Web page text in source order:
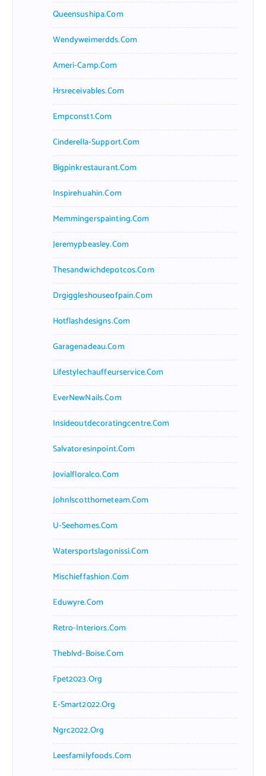
Queensushipa.com
Wendyweimerdds.com
Ameri-Camp.com
Hrsreceivables.com
Empconst1.com
Cinderella-Support.com
Bigpinkrestaurant.com
Inspirehuahin.com
Memmingerspainting.com
Jeremypbeasley.com
Thesandwichdepotcos.com
Drgiggleshouseofpain.com
Hotflashdesigns.com
Garagenadeau.com
Lifestylechauffeurservice.com
EverNewNails.com
Insideoutdecoratingcentre.com
Salvatoresinpoint.com
Jovialfloralco.com
Johnlscotthometeam.com
U-Seehomes.com
Watersportslagonissi.com
Mischieffashion.com
Eduwyre.com
Retro-Interiors.com
Theblvd-Boise.com
Fpet2023.org
E-Smart2022.org
Ngrc2022.org
Leesfamilyfoods.com